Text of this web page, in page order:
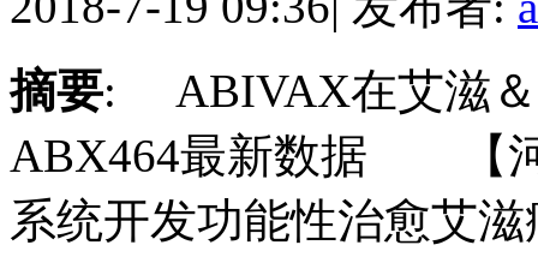
摘要: ABIVAX在艾滋＆
ABX464最新数据 【河
系统开发功能性治愈艾